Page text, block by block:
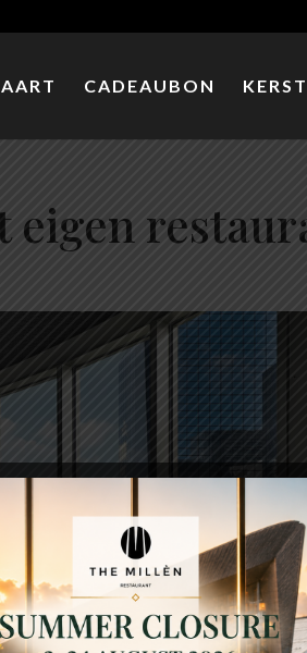
CADEAUBON
eigen